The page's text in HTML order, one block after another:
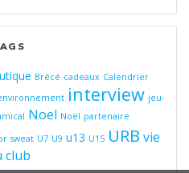
Brécé cadeaux Calendrier
interview jeu-
Noel Noël partenaire
sweat U7 U9 u13 U15 URB vie
club